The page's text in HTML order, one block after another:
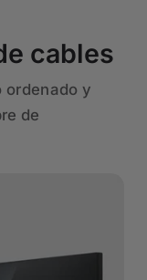
cables
ordenado y
de